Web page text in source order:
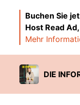
Buchen Sie
Host Read
Mehr